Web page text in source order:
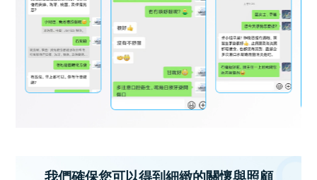
我們確保您可以得到細緻的關懷與照顧